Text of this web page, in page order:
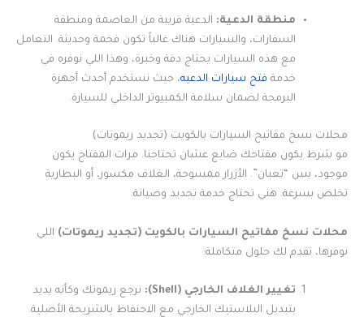
منطقة الدعية: الدعية قريبة من العاصمة ومنطقة
السفارات، والسيارات هناك غالباً تكون فخمة وحديثة. التعامل
مع هذه السيارات يحتاج دقة وخبرة، وهذا اللي نوفره في
خدمة فتح سيارات الدعيه، حيث نستخدم أحدث أجهزة
البرمجة لضمان سلامة الكمبيوتر الداخلي للسيارة.
محلات نسخ مفاتيح السيارات بالكويت (تجديد ريموتات)
مو شرط يكون مفتاحك ضايع عشان تحتاجنا. مرات المفتاح يكون
موجود، بس “تعبان”. الأزرار ممسوحة، الغلاف مكسور، أو البطارية
تخلص بسرعة. هني تحتاج خدمة تجديد وصيانة.
محلات نسخ مفاتيح السيارات بالكويت (تجديد ريموتات) اللي
نوفرها، تقدم لك حلول متكاملة:
تغيير الغلاف الخارجي (Shell):
نرجع ريموتك وكأنه يديد
بتبديل البلاستيك الخارجي مع الاحتفاظ بالشريحة الأصلية.